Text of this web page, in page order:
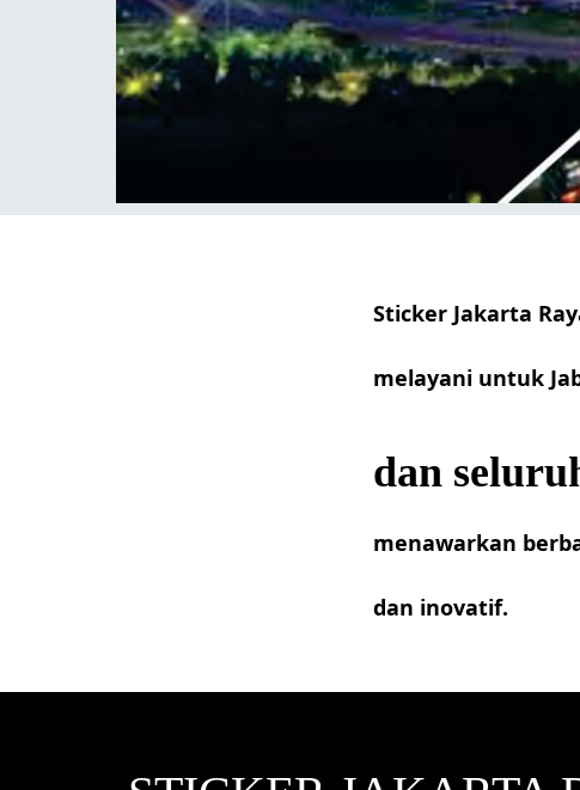
Sticker Jakarta
melayani untuk
dan
menawarkan
dan inovatif.